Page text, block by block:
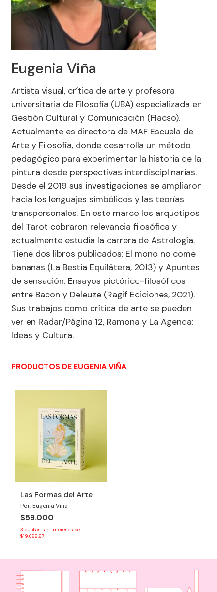
Eugenia Viña
Artista visual, crítica de arte y profesora
universitaria de Filosofía (UBA) especializada en
Gestión Cultural y Comunicación (Flacso).
Actualmente es directora de MAF Escuela de
Arte y Filosofía, donde desarrolla un método
pedagógico para experimentar la historia de la
pintura desde perspectivas interdisciplinarias.
Desde el 2019 sus investigaciones se ampliaron
hacia los lenguajes simbólicos y las teorías
transpersonales. En este marco los arquetipos
del Tarot cobraron relevancia filosófica y
actualmente estudia la carrera de Astrología.
Tiene dos libros publicados: El mono no come
bananas (La Bestia Equilátera, 2013) y Apuntes
de sensación: Ensayos pictórico-filosóficos
entre Bacon y Deleuze (Ragif Ediciones, 2021).
Sus trabajos como crítica de arte se pueden
ver en Radar/Página 12, Ramona y La Agenda:
Ideas y Cultura.
PRODUCTOS DE EUGENIA VIÑA
Las Formas del Arte
Por: Eugenia Vina
$59.000
3 cuotas sin intereses de
$19.666,67